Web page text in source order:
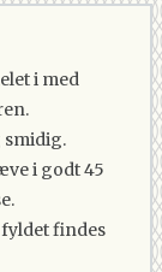
i med
smidig.
i godt 45
findes